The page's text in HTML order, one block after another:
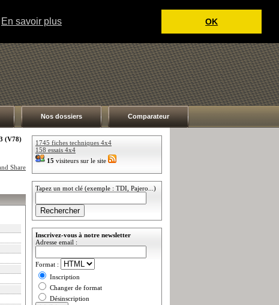
En savoir plus OK
Nos dossiers Comparateur
(V78)
1745 fiches techniques 4x4
158 essais 4x4
15 visiteurs sur le site
Tapez un mot clé (exemple : TDI, Pajero...)
Inscrivez-vous à notre newsletter
Adresse email :
Format :
Inscription
Changer de format
Désinscription